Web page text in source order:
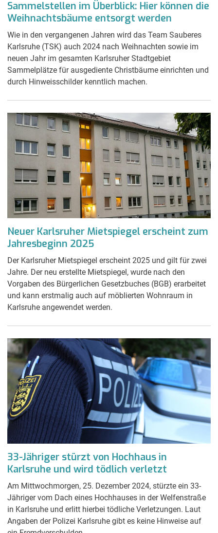
Sammelstellen im Überblick: Hier können die
Weihnachtsbäume entsorgt werden
Wie in den vergangenen Jahren wird das Team Sauberes
Karlsruhe (TSK) auch 2024 nach Weihnachten sowie im
neuen Jahr im gesamten Karlsruher Stadtgebiet
Sammelplätze für ausgediente Christbäume einrichten und
durch Hinweisschilder kenntlich machen.
Neuer Karlsruher Mietspiegel erscheint zum
Jahresbeginn 2025
Der Karlsruher Mietspiegel erscheint 2025 und gilt für zwei
Jahre. Der neu erstellte Mietspiegel, wurde nach den
Vorgaben des Bürgerlichen Gesetzbuches (BGB) erarbeitet
und kann erstmalig auch auf möblierten Wohnraum in
Karlsruhe angewendet werden.
33-Jähriger stürzt von Hochhaus in
Karlsruhe und wird tödlich verletzt
Am Mittwochmorgen, 25. Dezember 2024, stürzte ein 33-
Jähriger vom Dach eines Hochhauses in der Welfenstraße
in Karlsruhe und erlitt hierbei tödliche Verletzungen. Laut
Angaben der Polizei Karlsruhe gibt es keine Hinweise auf